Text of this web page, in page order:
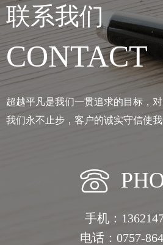
联系我们
CONTACT
超越平凡是我们一贯追求的目标，
我们永不止步，客户的诚实守信使
手机：
电话：0757-